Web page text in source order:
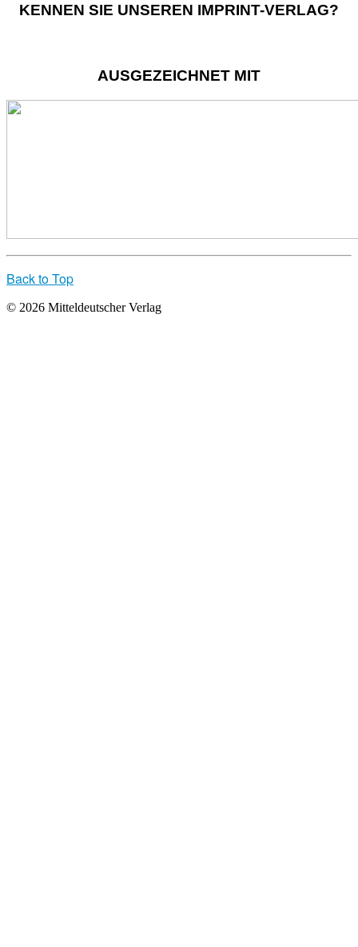
KENNEN SIE UNSEREN IMPRINT-VERLAG?
AUSGEZEICHNET MIT
Back to Top
© 2026 Mitteldeutscher Verlag